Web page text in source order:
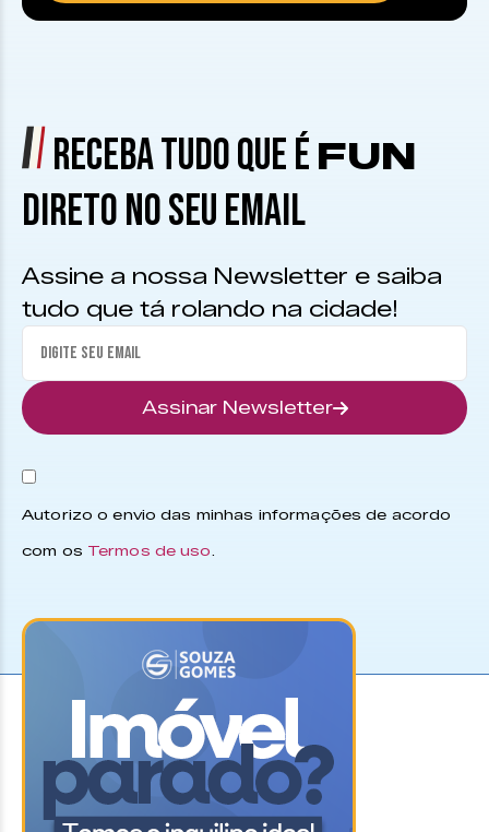
RECEBA TUDO QUE É FUN
DIRETO NO SEU EMAIL
Assine a nossa Newsletter e saiba
tudo que tá rolando na cidade!
Assinar Newsletter
Autorizo o envio das minhas informações de acordo
com os Termos de uso.